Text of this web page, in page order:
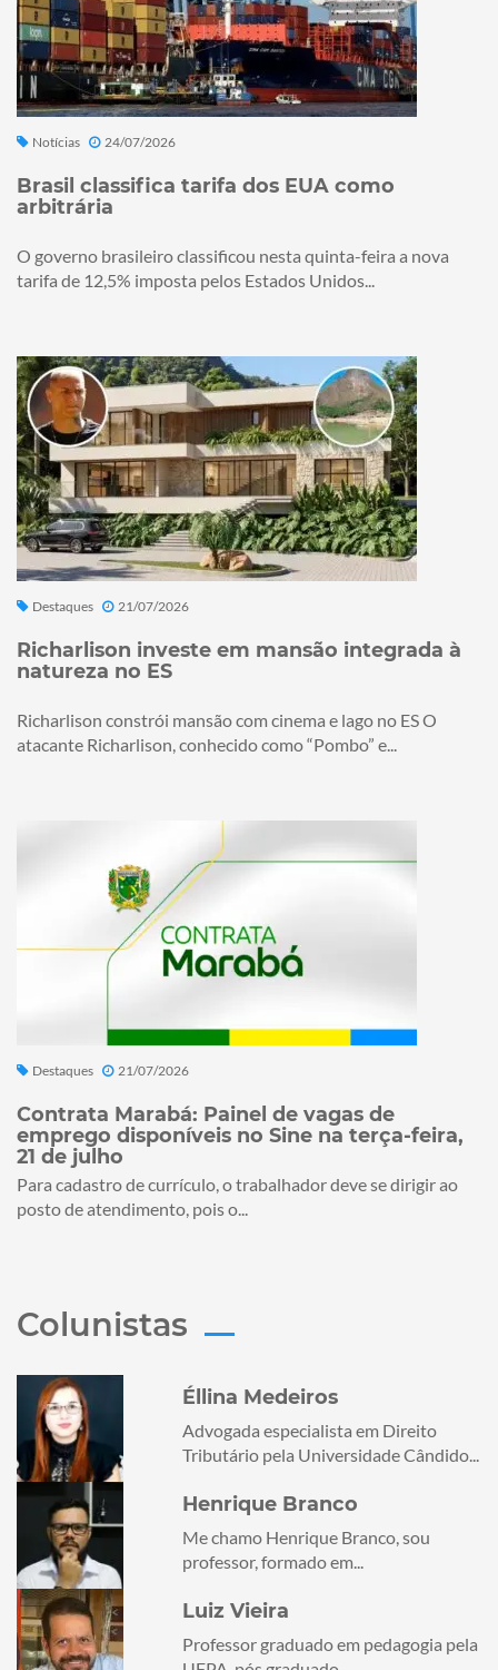
Notícias 24/07/2026
Brasil classifica tarifa dos EUA como
arbitrária
O governo brasileiro classificou nesta quinta-feira a nova
tarifa de 12,5% imposta pelos Estados Unidos...
Destaques 21/07/2026
Richarlison investe em mansão integrada à
natureza no ES
Richarlison constrói mansão com cinema e lago no ES O
atacante Richarlison, conhecido como “Pombo” e...
Destaques 21/07/2026
Contrata Marabá: Painel de vagas de
emprego disponíveis no Sine na terça-feira,
21 de julho
Para cadastro de currículo, o trabalhador deve se dirigir ao
posto de atendimento, pois o...
Colunistas
Éllina Medeiros
Advogada especialista em Direito
Tributário pela Universidade Cândido...
Henrique Branco
Me chamo Henrique Branco, sou
professor, formado em...
Luiz Vieira
Professor graduado em pedagogia pela